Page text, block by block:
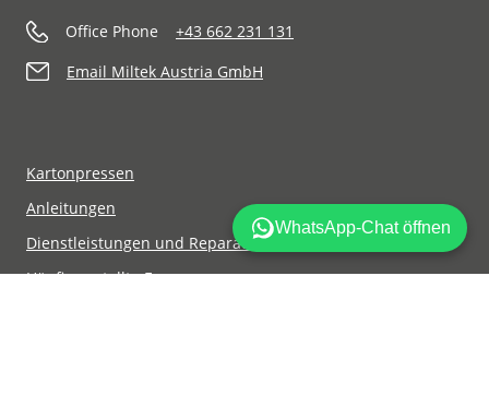
Office Phone
+43 662 231 131
Email Miltek Austria GmbH
Kartonpressen
Anleitungen
Dienstleistungen und Reparaturen an Pressen
Häufig gestellte Fragen